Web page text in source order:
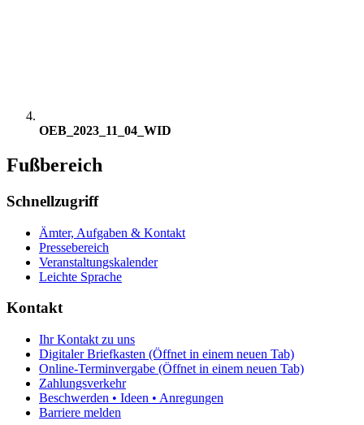
OEB_2023_11_04_WID
Fußbereich
Schnellzugriff
Ämter, Aufgaben & Kontakt
Pressebereich
Veranstaltungskalender
Leichte Sprache
Kontakt
Ihr Kontakt zu uns
Digitaler Briefkasten (Öffnet in einem neuen Tab)
Online-Terminvergabe (Öffnet in einem neuen Tab)
Zahlungsverkehr
Beschwerden • Ideen • Anregungen
Barriere melden